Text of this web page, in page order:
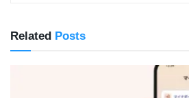
Related Posts